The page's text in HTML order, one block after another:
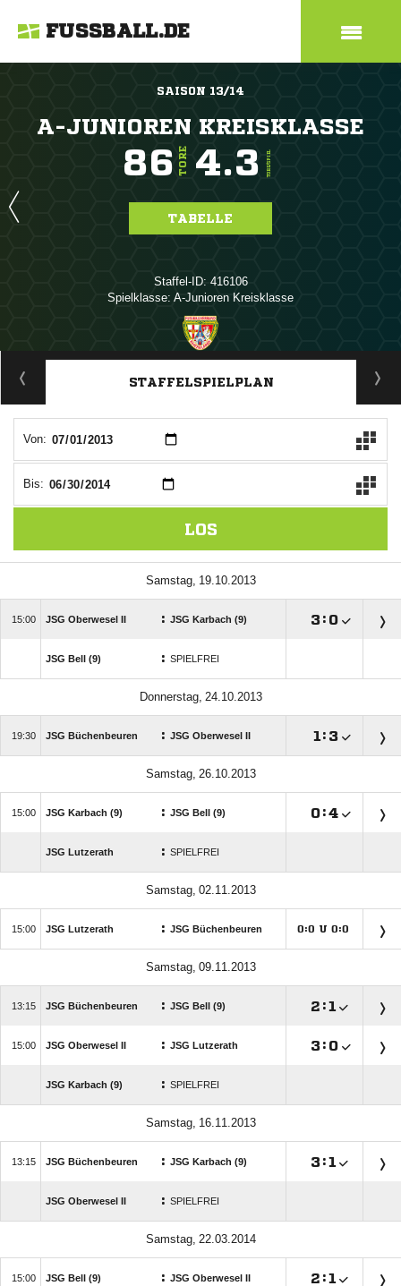
FUSSBALL.DE
SAISON 13/14
A-JUNIOREN KREISKLASSE
86 TORE 4.3 TORE/SPIEL
TABELLE
Staffel-ID: 416106
Spielklasse: A-Junioren Kreisklasse
ANZEIGE
STAFFELSPIELPLAN
Von:
Bis:
LOS
 
 JSG Oberwesel II : JSG Karbach (9) : 
JSG Bell (9) : SPIELFREI
 
 JSG Büchenbeuren : JSG Oberwesel II  : 
 
 JSG Karbach (9) : JSG Bell (9) :
JSG Lutzerath : SPIELFREI
 
 JSG Lutzerath : JSG Büchenbeuren : U :
 
 JSG Büchenbeuren : JSG Bell (9)  :
 JSG Oberwesel II : JSG Lutzerath : 
JSG Karbach (9) : SPIELFREI
 
 JSG Büchenbeuren : JSG Karbach (9) :
JSG Oberwesel II : SPIELFREI
 
 JSG Bell (9) : JSG Oberwesel II  :